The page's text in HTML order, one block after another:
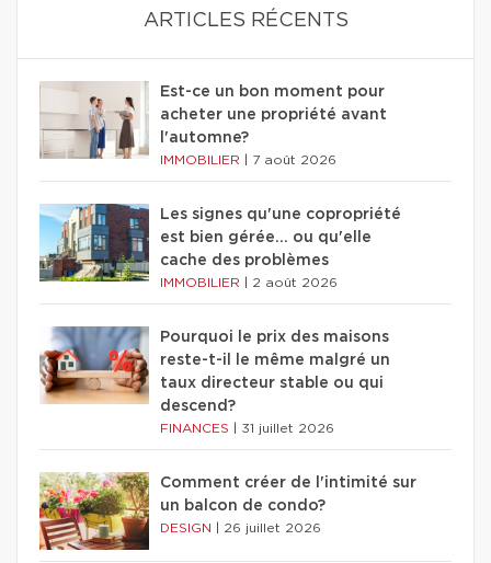
ARTICLES RÉCENTS
Est-ce un bon moment pour
acheter une propriété avant
l'automne?
IMMOBILIER 7 août 2026
Les signes qu'une copropriété
est bien gérée… ou qu'elle
cache des problèmes
IMMOBILIER 2 août 2026
Pourquoi le prix des maisons
reste-t-il le même malgré un
taux directeur stable ou qui
descend?
FINANCES 31 juillet 2026
Comment créer de l'intimité sur
un balcon de condo?
DESIGN 26 juillet 2026